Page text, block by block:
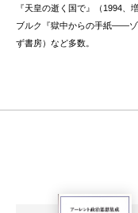
『天皇の逝く国で』（1994、
ブルク『獄中からの手紙——ゾ
ず書房）など多数。